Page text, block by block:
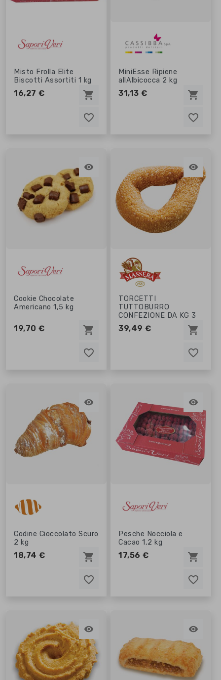
favorite_border
favorite_border
Misto Frolla Elite
Biscotti Assortiti 1 kg
16,27 €
shopping_cart
favorite_border
favorite_border
MiniEsse Ripiene
allAlbicocca 2 kg
31,13 € shopping_cart

favorite_border
favorite_border
Cookie Chocolate
Americano 1,5 kg
19,70 € shopping_cart

favorite_border
favorite_border
TORCETTI
TUTTOBURRO
CONFEZIONE DA KG 3
39,49 € shopping_cart

favorite_border
favorite_border
Codine Cioccolato Scuro
2 kg
18,74 € shopping_cart

favorite_border
favorite_border
Pesche Nocciola e
Cacao 1,2 kg
17,56 € shopping_cart
 